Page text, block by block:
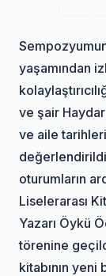
yaşamından
ve şair
ve aile
oturumların
Liselerarası
Yazarı Öykü
törenine
kitabının yeni